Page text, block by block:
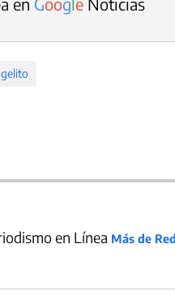
en Línea Más de